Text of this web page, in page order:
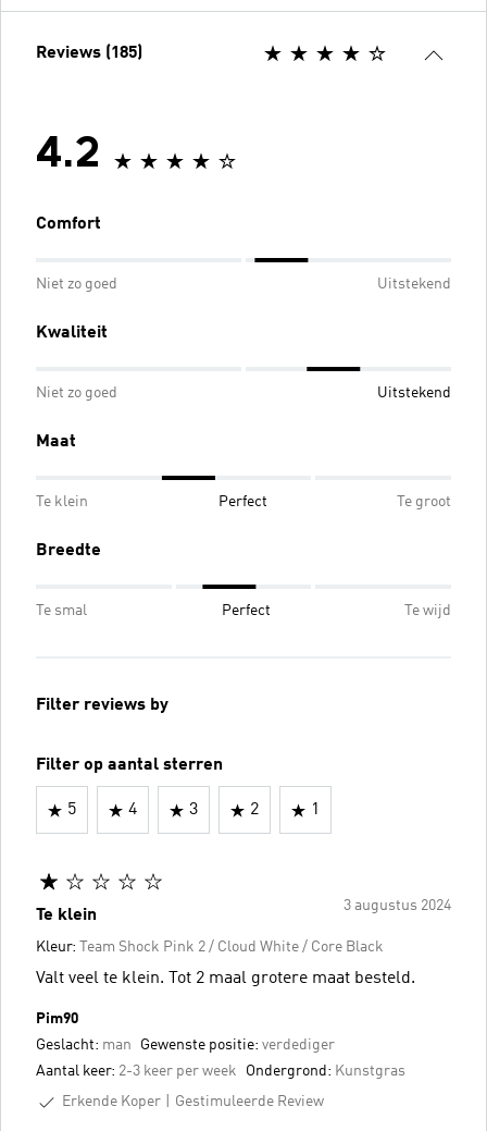
Reviews (185)
4.2
Comfort
Niet zo goed Uitstekend
Kwaliteit
Niet zo goed Uitstekend
Maat
Te klein Perfect Te groot
Breedte
Te smal Perfect Te wijd
Filter reviews by
Filter op aantal sterren
5 4 3 2 1
3 augustus 2024
Te klein
Kleur: Team Shock Pink 2 / Cloud White / Core Black
Valt veel te klein. Tot 2 maal grotere maat besteld.
Pim90
Geslacht: man Gewenste positie: verdediger
Aantal keer: 2-3 keer per week Ondergrond: Kunstgras
Erkende Koper
Gestimuleerde Review